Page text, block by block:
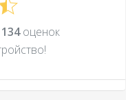
134оценок